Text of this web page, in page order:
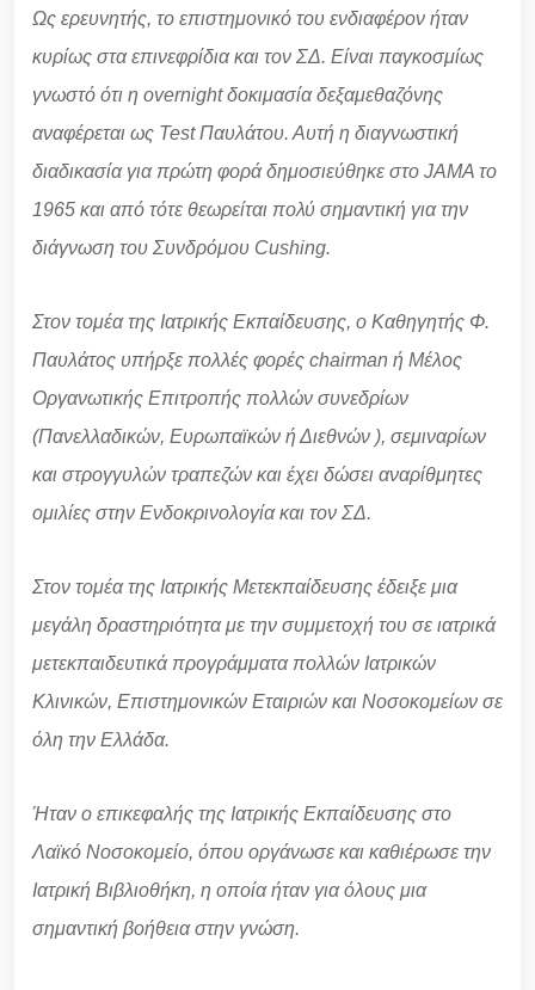
Ως ερευνητής, το επιστημονικό του ενδιαφέρον ήταν
κυρίως στα επινεφρίδια και τον ΣΔ. Είναι παγκοσμίως
γνωστό ότι η overnight δοκιμασία δεξαμεθαζόνης
αναφέρεται ως Test Παυλάτου. Αυτή η διαγνωστική
διαδικασία για πρώτη φορά δημοσιεύθηκε στο JAMA το
1965 και από τότε θεωρείται πολύ σημαντική για την
διάγνωση του Συνδρόμου Cushing.
Στον τομέα της Ιατρικής Εκπαίδευσης, ο Καθηγητής Φ.
Παυλάτος υπήρξε πολλές φορές chairman ή Μέλος
Οργανωτικής Επιτροπής πολλών συνεδρίων
(Πανελλαδικών, Ευρωπαϊκών ή Διεθνών ), σεμιναρίων
και στρογγυλών τραπεζών και έχει δώσει αναρίθμητες
ομιλίες στην Ενδοκρινολογία και τον ΣΔ.
Στον τομέα της Ιατρικής Μετεκπαίδευσης έδειξε μια
μεγάλη δραστηριότητα με την συμμετοχή του σε ιατρικά
μετεκπαιδευτικά προγράμματα πολλών Ιατρικών
Κλινικών, Επιστημονικών Εταιριών και Νοσοκομείων σε
όλη την Ελλάδα.
Ήταν ο επικεφαλής της Ιατρικής Εκπαίδευσης στο
Λαϊκό Νοσοκομείο, όπου οργάνωσε και καθιέρωσε την
Ιατρική Βιβλιοθήκη, η οποία ήταν για όλους μια
σημαντική βοήθεια στην γνώση.